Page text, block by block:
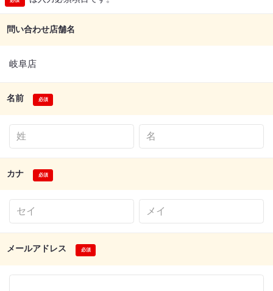
問い合わせ店舗名
岐阜店
名前
カナ
メールアドレス